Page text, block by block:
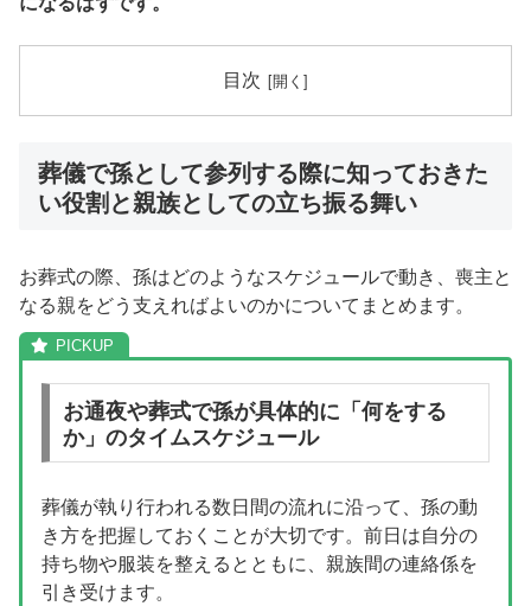
目次
葬儀で孫として参列する際に知っておきた
い役割と親族としての立ち振る舞い
お葬式の際、孫はどのようなスケジュールで動き、喪主と
なる親をどう支えればよいのかについてまとめます。
お通夜や葬式で孫が具体的に「何をする
か」のタイムスケジュール
葬儀が執り行われる数日間の流れに沿って、孫の動
き方を把握しておくことが大切です。前日は自分の
持ち物や服装を整えるとともに、親族間の連絡係を
引き受けます。